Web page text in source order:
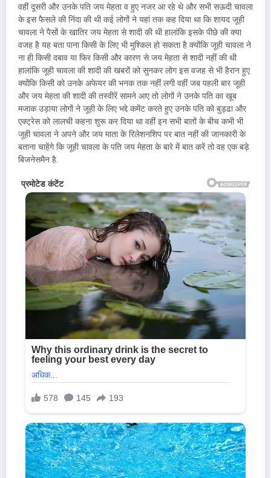
वहीं दूसरी और उनके पति जय मेहता व हुए नजर आ रहे थे और सभी सऊदी चावला
के इस फैसले की निंदा की थी कई लोगों ने यहां तक कह दिया था कि शायद जूही
चावला ने पैसों के खातिर जय मेहता से शादी की थी हालांकि इसके पीछे की क्या
वजह है यह बता पाना किसी के लिए भी मुश्किल हो सकता है क्योंकि जूही चावला ने
ना ही किसी दबाव या फिर किसी और कारण से जय मेहता से शादी नहीं की थी
हालांकि जूही चावला की शादी की खबरों को सुनकर लोग इस वजह से भी हैरान हुए
क्योंकि किसी को उनके अफेयर की भनक तक नहीं लगी वहीं जब पहली बार जूही
और जय मेहता की शादी की तस्वीरें सामने आए तो लोगों ने उनके पति का खूब
मजाक उड़ाया लोगों ने जूही के लिए भद्दे कमेंट करते हुए उनके पति को बुड्ढा और
एक्ट्रेस को लालची कहना शुरू कर दिया था वहीं इन सभी बातों के बीच कभी भी
जूही चावला ने अपने और जय माता के रिलेशनशिप पर बात नहीं की जानकारी के
बताना चाहेंगे कि जूही चावला के पति जय मेहता के बारे में बात करें तो वह एक बड़े
बिजनेसमैन है.